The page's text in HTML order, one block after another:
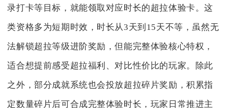
录打卡等目标，就能领取对应时长的超拉体验卡。这
类资格多为短期时效，时长从3天到15天不等，虽然无
法解锁超拉等级进阶奖励，但能完整体验核心特权，
适合想提前感受超拉福利、对比性价比的玩家。除此
之外，部分成就系统也会投放超拉碎片奖励，积累指
定数量碎片后可合成完整体验时长，玩家日常推进主